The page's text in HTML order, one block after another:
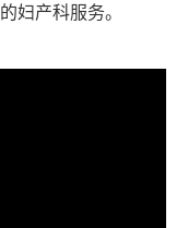
妇产科服务。